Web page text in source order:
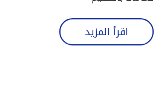
اقرأ المزيد